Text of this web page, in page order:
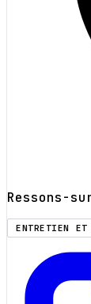
Ressons-
ENTRETIEN ET